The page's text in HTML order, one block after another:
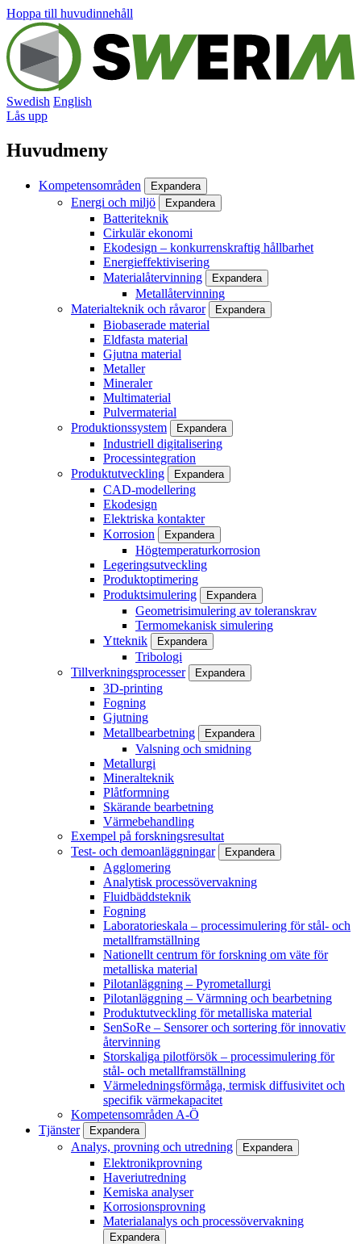
Hoppa till huvudinnehåll
Swedish English
Lås upp
Huvudmeny
Kompetensområden Expandera
Energi och miljö Expandera
Batteriteknik
Cirkulär ekonomi
Ekodesign – konkurrenskraftig hållbarhet
Energieffektivisering
Materialåtervinning
Expandera
Metallåtervinning
Materialteknik och råvaror
Expandera
Biobaserade material
Eldfasta material
Gjutna material
Metaller
Mineraler
Multimaterial
Pulvermaterial
Produktionssystem
Expandera
Industriell digitalisering
Processintegration
Produktutveckling
Expandera
CAD-modellering
Ekodesign
Elektriska kontakter
Korrosion
Expandera
Högtemperaturkorrosion
Legeringsutveckling
Produktoptimering
Produktsimulering
Expandera
Geometrisimulering av toleranskrav
Termomekanisk simulering
Ytteknik
Expandera
Tribologi
Tillverkningsprocesser
Expandera
3D-printing
Fogning
Gjutning
Metallbearbetning
Expandera
Valsning och smidning
Metallurgi
Mineralteknik
Plåtformning
Skärande bearbetning
Värmebehandling
Exempel på forskningsresultat
Test- och demoanläggningar
Expandera
Agglomering
Analytisk processövervakning
Fluidbäddsteknik
Fogning
Laboratorieskala – processimulering för stål- och
metallframställning
Nationellt centrum för forskning om väte för
metalliska material
Pilotanläggning – Pyrometallurgi
Pilotanläggning – Värmning och bearbetning
Produktutveckling för metalliska material
SenSoRe – Sensorer och sortering för innovativ
återvinning
Storskaliga pilotförsök – processimulering för
stål- och metallframställning
Värmeledningsförmåga, termisk diffusivitet och
specifik värmekapacitet
Kompetensområden A-Ö
Tjänster
Expandera
Analys, provning och utredning Expandera
Elektronikprovning
Haveriutredning
Kemiska analyser
Korrosionsprovning
Materialanalys och processövervakning
Expandera